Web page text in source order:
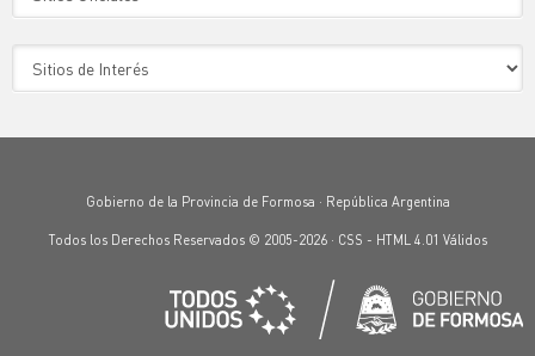
Gobierno de la Provincia de Formosa · República Argentina
Todos los Derechos Reservados © 2005-2026 · CSS - HTML 4.01 Válidos